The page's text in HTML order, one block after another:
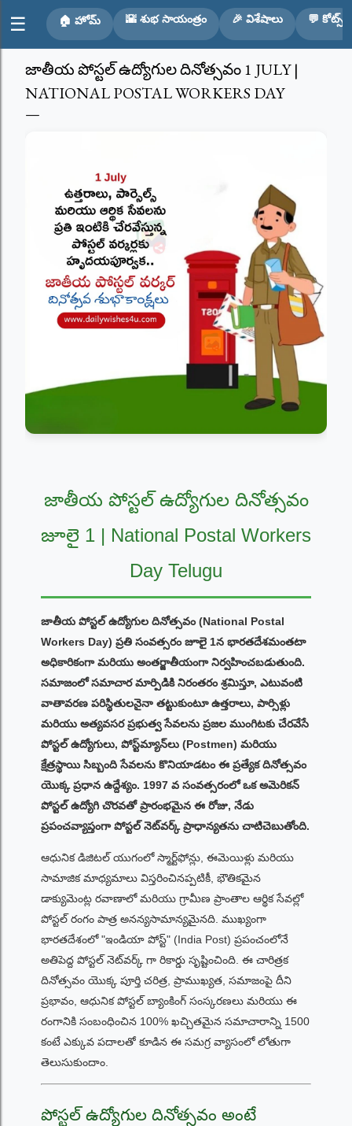
Skip to main content
☰ 🏠 హోమ్ 🌇 శుభ సాయంత్రం 🎉 విశేషాలు 💬 కోట్స్
జాతీయ పోస్టల్ ఉద్యోగుల దినోత్సవం 1 JULY |
NATIONAL POSTAL WORKERS DAY
జాతీయ పోస్టల్ ఉద్యోగుల దినోత్సవం
జూలై 1 | National Postal Workers
Day Telugu
జాతీయ పోస్టల్ ఉద్యోగుల దినోత్సవం (National Postal
Workers Day) ప్రతి సంవత్సరం జూలై 1న భారతదేశమంతటా
అధికారికంగా మరియు అంతర్జాతీయంగా నిర్వహించబడుతుంది.
సమాజంలో సమాచార మార్పిడికి నిరంతరం శ్రమిస్తూ, ఎటువంటి
వాతావరణ పరిస్థితులనైనా తట్టుకుంటూ ఉత్తరాలు, పార్సిళ్లు
మరియు అత్యవసర ప్రభుత్వ సేవలను ప్రజల ముంగిటకు చేరవేసే
పోస్టల్ ఉద్యోగులు, పోస్ట్‌మ్యాన్‌లు (Postmen) మరియు
క్షేత్రస్థాయి సిబ్బంది సేవలను కొనియాడటం ఈ ప్రత్యేక దినోత్సవం
యొక్క ప్రధాన ఉద్దేశ్యం. 1997 వ సంవత్సరంలో ఒక అమెరికన్
పోస్టల్ ఉద్యోగి చొరవతో ప్రారంభమైన ఈ రోజు, నేడు
ప్రపంచవ్యాప్తంగా పోస్టల్ నెట్‌వర్క్ ప్రాధాన్యతను చాటిచెబుతోంది.
ఆధునిక డిజిటల్ యుగంలో స్మార్ట్‌ఫోన్లు, ఈమెయిళ్లు మరియు
సామాజిక మాధ్యమాలు విస్తరించినప్పటికీ, భౌతికమైన
డాక్యుమెంట్ల రవాణాలో మరియు గ్రామీణ ప్రాంతాల ఆర్థిక సేవల్లో
పోస్టల్ రంగం పాత్ర అనన్యసామాన్యమైనది. ముఖ్యంగా
భారతదేశంలో "ఇండియా పోస్ట్" (India Post) ప్రపంచంలోనే
అతిపెద్ద పోస్టల్ నెట్‌వర్క్ గా రికార్డు సృష్టించింది. ఈ చారిత్రక
దినోత్సవం యొక్క పూర్తి చరిత్ర, ప్రాముఖ్యత, సమాజంపై దీని
ప్రభావం, ఆధునిక పోస్టల్ బ్యాంకింగ్ సంస్కరణలు మరియు ఈ
రంగానికి సంబంధించిన 100% ఖచ్చితమైన సమాచారాన్ని 1500
కంటే ఎక్కువ పదాలతో కూడిన ఈ సమగ్ర వ్యాసంలో లోతుగా
తెలుసుకుందాం.
పోస్టల్ ఉద్యోగుల దినోత్సవం అంటే